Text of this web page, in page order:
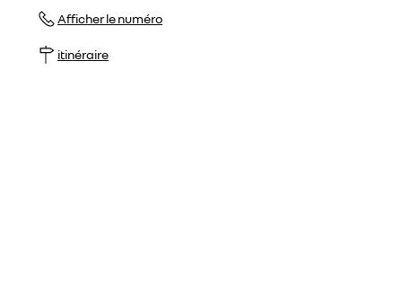
Afficher le numéro
itinéraire